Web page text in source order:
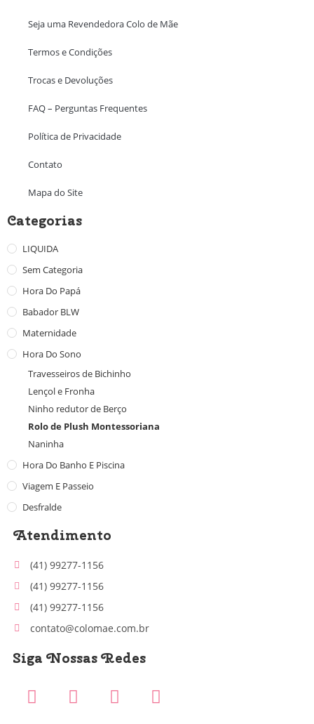
Seja uma Revendedora Colo de Mãe
Termos e Condições
Trocas e Devoluções
FAQ – Perguntas Frequentes
Política de Privacidade
Contato
Mapa do Site
Categorias
LIQUIDA
Sem Categoria
Hora Do Papá
Babador BLW
Maternidade
Hora Do Sono
Travesseiros de Bichinho
Lençol e Fronha
Ninho redutor de Berço
Rolo de Plush Montessoriana
Naninha
Hora Do Banho E Piscina
Viagem E Passeio
Desfralde
Atendimento
(41) 99277-1156
(41) 99277-1156
(41) 99277-1156
contato@colomae.com.br
Siga Nossas Redes